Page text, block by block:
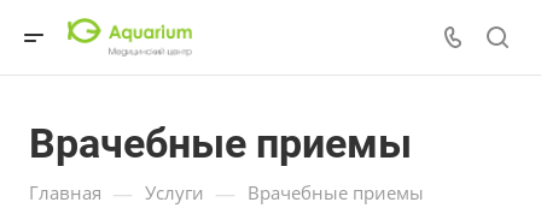
Врачебные приемы
Главная — Услуги — Врачебные приемы